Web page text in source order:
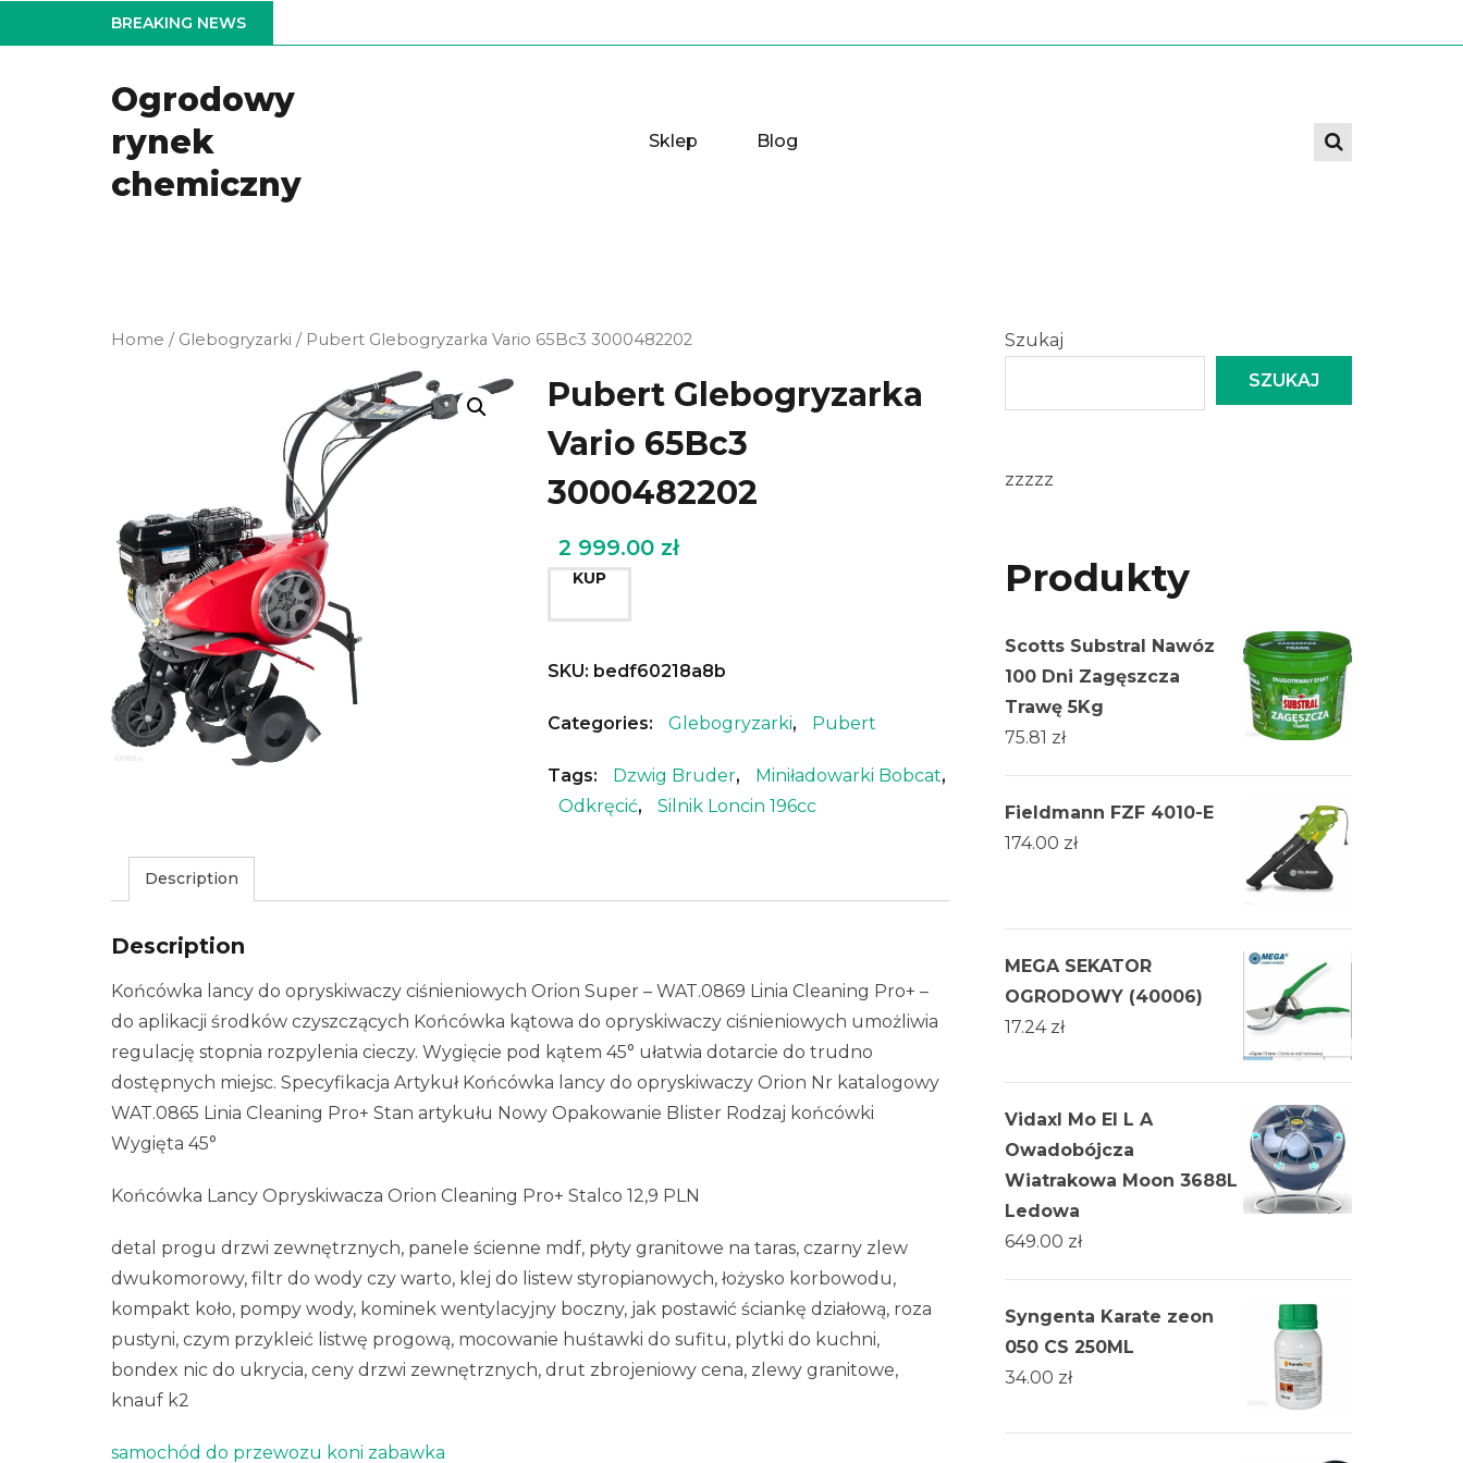
to
BREAKING NEWS
Ogrodowy
rynek
chemiczny
Sklep Blog
Home / Glebogryzarki / Pubert Glebogryzarka Vario 65Bc3 3000482202
Pubert Glebogryzarka
Vario 65Bc3
3000482202
2 999.00 zł
KUP
SKU: bedf60218a8b
Categories: Glebogryzarki, Pubert
Tags: Dzwig Bruder, Miniładowarki Bobcat,
Odkręcić, Silnik Loncin 196cc
Description
Description
Końcówka lancy do opryskiwaczy ciśnieniowych Orion Super – WAT.0869 Linia Cleaning Pro+ –
do aplikacji środków czyszczących Końcówka kątowa do opryskiwaczy ciśnieniowych umożliwia
regulację stopnia rozpylenia cieczy. Wygięcie pod kątem 45° ułatwia dotarcie do trudno
dostępnych miejsc. Specyfikacja Artykuł Końcówka lancy do opryskiwaczy Orion Nr katalogowy
WAT.0865 Linia Cleaning Pro+ Stan artykułu Nowy Opakowanie Blister Rodzaj końcówki
Wygięta 45°
Końcówka Lancy Opryskiwacza Orion Cleaning Pro+ Stalco 12,9 PLN
detal progu drzwi zewnętrznych, panele ścienne mdf, płyty granitowe na taras, czarny zlew
dwukomorowy, filtr do wody czy warto, klej do listew styropianowych, łożysko korbowodu,
kompakt koło, pompy wody, kominek wentylacyjny boczny, jak postawić ściankę działową, roza
pustyni, czym przykleić listwę progową, mocowanie huśtawki do sufitu, plytki do kuchni,
bondex nic do ukrycia, ceny drzwi zewnętrznych, drut zbrojeniowy cena, zlewy granitowe,
knauf k2
samochód do przewozu koni zabawka
Szukaj
SZUKAJ
zzzzz
Produkty
Scotts Substral Nawóz
100 Dni Zagęszcza
Trawę 5Kg
75.81 zł
Fieldmann FZF 4010-E
174.00 zł
MEGA SEKATOR
OGRODOWY (40006)
17.24 zł
Vidaxl Mo El L A
Owadobójcza
Wiatrakowa Moon 3688L
Ledowa
649.00 zł
Syngenta Karate zeon
050 CS 250ML
34.00 zł